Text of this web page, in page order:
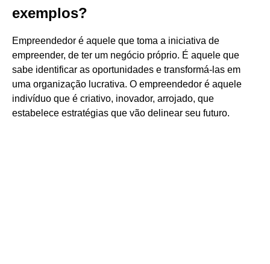
exemplos?
Empreendedor é aquele que toma a iniciativa de
empreender, de ter um negócio próprio. É aquele que
sabe identificar as oportunidades e transformá-las em
uma organização lucrativa. O empreendedor é aquele
indivíduo que é criativo, inovador, arrojado, que
estabelece estratégias que vão delinear seu futuro.